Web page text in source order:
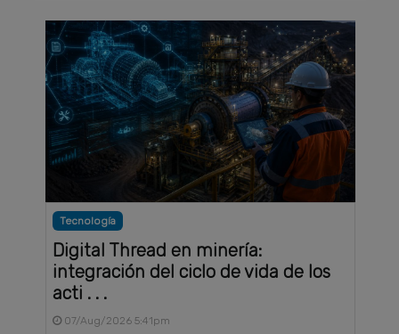
Tecnología
Digital Thread en minería:
integración del ciclo de vida de los
acti . . .
07/Aug/2026 5:41pm